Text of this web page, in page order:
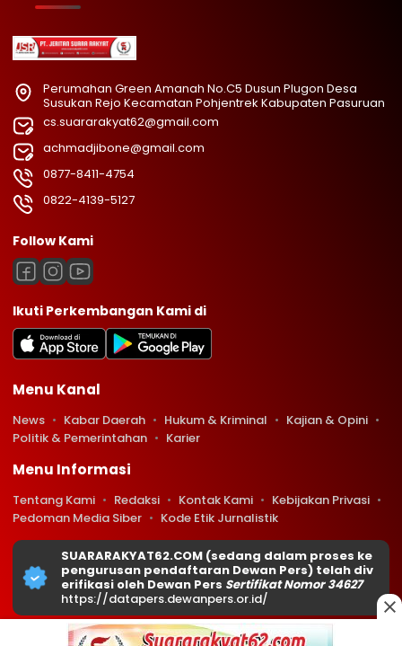
Perumahan Green Amanah No.C5 Dusun Plugon Desa
Susukan Rejo Kecamatan Pohjentrek Kabupaten Pasuruan
cs.suararakyat62@gmail.com
achmadjibone@gmail.com
0877-8411-4754
0822-4139-5127
Follow Kami
Ikuti Perkembangan Kami di
Menu Kanal
News Kabar Daerah Hukum & Kriminal
Kajian & Opini
Politik & Pemerintahan
Karier
Menu Informasi
Tentang Kami Redaksi Kontak Kami
Kebijakan Privasi
Pedoman Media Siber
Kode Etik Jurnalistik
SUARARAKYAT62.COM (sedang dalam proses ke
pengurusan pendaftaran Dewan Pers) telah div
erifikasi oleh Dewan Pers Sertifikat Nomor 34627
https://datapers.dewanpers.or.id/
Copyright © 2026 Suararakyat62.com. All rights reserved.